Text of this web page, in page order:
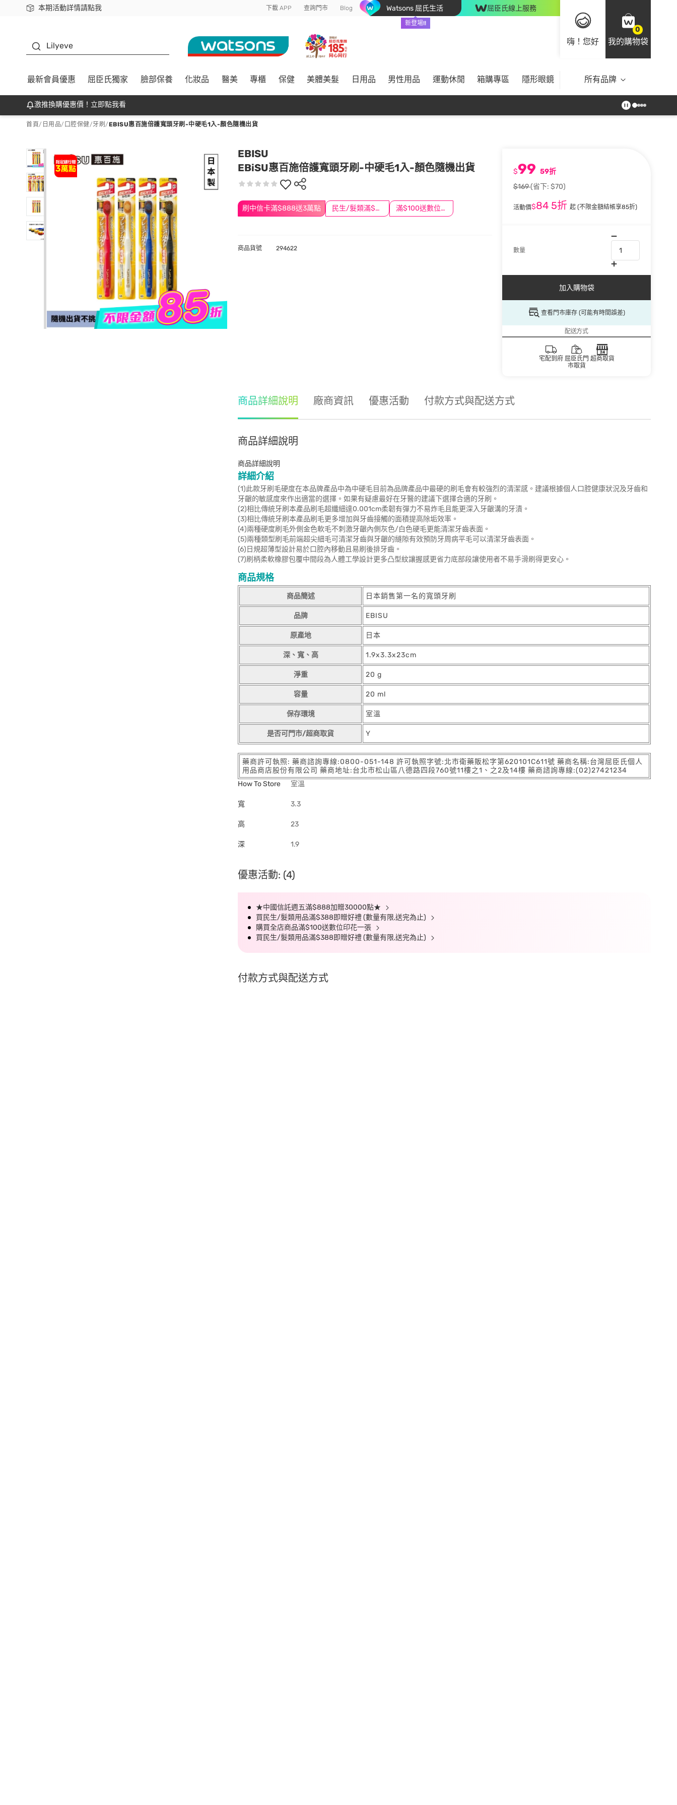
本期活動詳情請點我
下載app最高回饋$350 下載 APP 查詢門市 Blog Watsons 屈氏生活
新登場!!
屈臣氏線上服務
嗨！您好
0
我的購物袋
Lilyeve
最新會員優惠 屈臣氏獨家 臉部保養 化妝品 醫美 專櫃 保健 美體美髮 日用品 男性用品 運動休閒 箱購專區 隱形眼鏡 所有品牌
激推換購優惠價！立即點我看
首頁/ 日用品/ 口腔保健/牙刷 /EBISU惠百施倍護寬頭牙刷-中硬毛1入-顏色隨機出貨
EBISU
EBiSU惠百施倍護寬頭牙刷-中硬毛1入-顏色隨機出貨
刷中信卡滿$888送3萬點 民生/髮類滿$388送舒潔冰巾 滿$100送數位印花
$99 59折
$169(省下: $70)
活動價$84 5折 起 (不限金額結帳享85折)
數量
加入購物袋
查看門市庫存 (可能有時間誤差)
配送方式
宅配到府 屈臣氏門
市取貨
超商取貨
商品貨號 294622
商品詳細說明 廠商資訊 優惠活動 付款方式與配送方式
商品詳細說明
商品詳細說明
詳細介紹
(1)此款牙刷毛硬度在本品牌產品中為中硬毛目前為品牌產品中最硬的刷毛會有較強烈的清潔感。建議根據個人口腔健康狀況及牙齒和
牙齦的敏感度來作出適當的選擇。如果有疑慮最好在牙醫的建議下選擇合適的牙刷。
(2)相比傳統牙刷本產品刷毛超纖細達0.001cm柔韌有彈力不易炸毛且能更深入牙齦溝的牙漬。
(3)相比傳統牙刷本產品刷毛更多增加與牙齒接觸的面積提高除垢效率。
(4)兩種硬度刷毛外側金色軟毛不刺激牙齦內側灰色/白色硬毛更能清潔牙齒表面。
(5)兩種類型刷毛前端超尖細毛可清潔牙齒與牙齦的縫隙有效預防牙周病平毛可以清潔牙齒表面。
(6)日規超薄型設計易於口腔內移動且易刷後排牙齒。
(7)刷柄柔軟橡膠包覆中間段為人體工學設計更多凸型紋讓握感更省力底部段讓使用者不易手滑刷得更安心。
商品規格
商品簡述 日本銷售第一名的寬頭牙刷
品牌 EBISU
原產地 日本
深、寬、高 1.9x3.3x23cm
淨重 20 g
容量 20 ml
保存環境 室溫
是否可門市/超商取貨 Y
藥商許可執照: 藥商諮詢專線:0800-051-148 許可執照字號:北市衛藥販松字第620101C611號 藥商名稱:台灣屈臣氏個人
用品商店股份有限公司 藥商地址:台北市松山區八德路四段760號11樓之1、之2及14樓 藥商諮詢專線:(02)27421234
How To Store
室溫
寬 3.3
高 23
深 1.9
優惠活動: (4)
★中國信託週五滿$888加贈30000點★
買民生/髮類用品滿$388即贈好禮 (數量有限,送完為止)
購買全店商品滿$100送數位印花一張
買民生/髮類用品滿$388即贈好禮 (數量有限,送完為止)
付款方式與配送方式